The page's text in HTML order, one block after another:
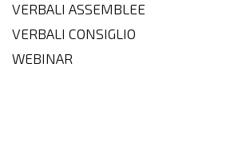
VERBALI ASSEMBLEE
VERBALI CONSIGLIO
WEBINAR